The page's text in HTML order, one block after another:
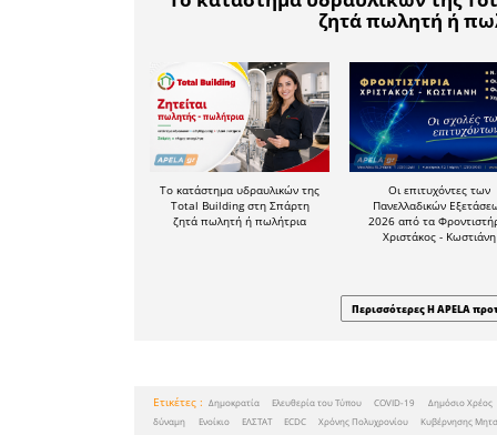
πολύ
Eurostat).
• Το
είναι
τελική